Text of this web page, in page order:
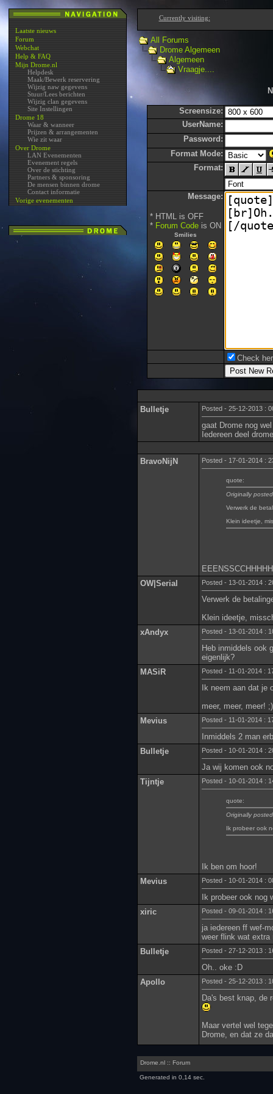
Laatste nieuws
Forum
Webchat
Help & FAQ
Mijn Drome.nl
Helpdesk
Maak/Bewerk reservering
Wijzig naw gegevens
Stuur/Lees berichten
Wijzig clan gegevens
Site Instellingen
Drome 18
Waar & wanneer
Prijzen & arrangementen
Wie zit waar
Over Drome
LAN Evenementen
Evenement regels
Over de stichting
Partners & sponsoring
De mensen binnen drome
Contact informatie
Vorige evenementen
Currently visiting:
All Forums
Drome Algemeen
Algemeen
Vraagje....
Screensize:
UserName:
Password:
Format Mode:
Format:
Message:
* HTML is OFF
* Forum Code is ON
Smilies
Check
Bulletje Posted - 25-12-2013 :
gaat Drome nog
Iedereen deel
BravoNijN Posted - 17-01-2014 :
quote:
Originally
Verwerk de
Klein ideetje,
OW|Serial
Posted - 13-01-2014 :
Verwerk de
Klein ideetje,
xAndyx
Posted - 13-01-2014 :
Heb inmiddels ook
eigenlijk?
MASiR
Posted - 11-01-2014 :
Ik neem aan dat je
meer, meer, meer! ;)
Mevius
Posted - 11-01-2014 :
Inmiddels 2 man
Bulletje
Posted - 10-01-2014 :
Ja wij komen ook
Tijntje
Posted - 10-01-2014 :
quote:
Originally
Ik probeer ook
Ik ben om hoor!
Mevius
Posted - 10-01-2014 :
Ik probeer ook
xiric
Posted - 09-01-2014 :
ja iedereen ff wef-
weer flink wat extra
Bulletje
Posted - 27-12-2013 :
Oh.. oke :D
Apollo
Posted - 25-12-2013 :
Da's best knap, de
Maar vertel wel
Drome, en dat ze
Drome.nl :: Forum
Generated in 0,14 sec.